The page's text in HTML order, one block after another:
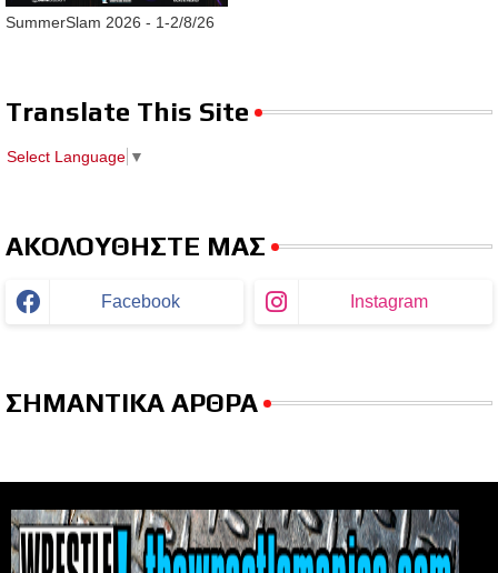
SummerSlam 2026 - 1-2/8/26
Translate This Site
Select Language ▼
ΑΚΟΛΟΥΘΗΣΤΕ ΜΑΣ
Facebook Instagram
ΣΗΜΑΝΤΙΚΑ ΑΡΘΡΑ